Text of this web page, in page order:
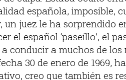
española, imposible,
juez le ha sorprendido
el español ‘paseíllo’, el
conducir a muchos de los
30 de enero de 1969,
creo que también es